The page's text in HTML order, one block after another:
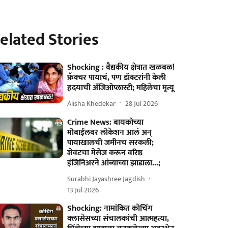
Stories
Shocking : वैद्यकीय क्षेत्रात खळबळ!
फ्रॅक्चर पायाचं, पण डॉक्टरांनी केली
हृदयाची अँजिओप्लास्टी; महिलेचा मृत्यू
Alisha Khedekar 28 Jul 2026
Crime News: बायकोच्या
मोबाईलवर लोकेशन आलं अन्
पायाखालची जमीनच सरकली;
शेवटचा मेसेज करून वरिष्ठ
इंजिनिअरने आंब्याच्या झाडाला...;
Surabhi Jayashree Jagdish
13 Jul 2026
Shocking: नामांकित कोचिंग
क्लासेसच्या संचालकांची आत्महत्या,